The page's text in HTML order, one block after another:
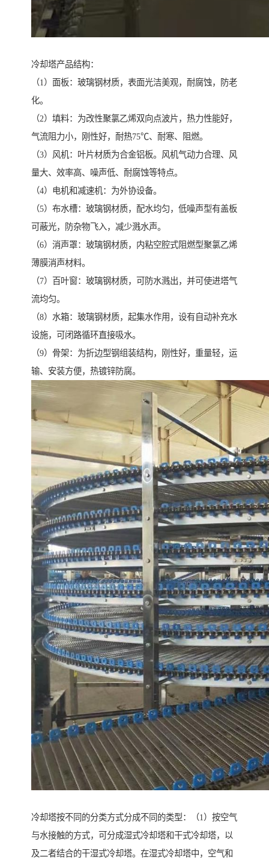
冷却塔产品结构：
（1）面板：玻璃钢材质，表面光洁美观，耐腐蚀，防老
化。
（2）填料：为改性聚氯乙烯双向点波片，热力性能好，
气流阻力小，刚性好，耐热75℃、耐寒、阻燃。
（3）风机：叶片材质为合金铝板。风机气动力合理、风
量大、效率高、噪声低、耐腐蚀等特点。
（4）电机和减速机：为外协设备。
（5）布水槽：玻璃钢材质，配水均匀，低噪声型有盖板
可蔽光，防杂物飞入，减少溅水声。
（6）消声罩：玻璃钢材质，内粘空腔式阻燃型聚氯乙烯
薄膜消声材料。
（7）百叶窗：玻璃钢材质，可防水溅出，并可使进塔气
流均匀。
（8）水箱：玻璃钢材质，起集水作用，设有自动补充水
设施，可闭路循环直接吸水。
（9）骨架：为折边型钢组装结构，刚性好，重量轻，运
输、安装方便，热镀锌防腐。
冷却塔按不同的分类方式分成不同的类型：（1）按空气
与水接触的方式，可分成湿式冷却塔和干式冷却塔，以
及二者结合的干湿式冷却塔。在湿式冷却塔中，空气和